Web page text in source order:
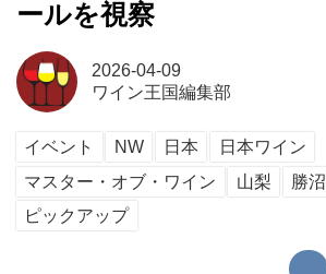
ールを視察
2026-04-09
ワイン王国編集部
イベント NW 日本
日本ワイン
マスター・オブ・ワイン
山梨 勝沼
ピックアップ